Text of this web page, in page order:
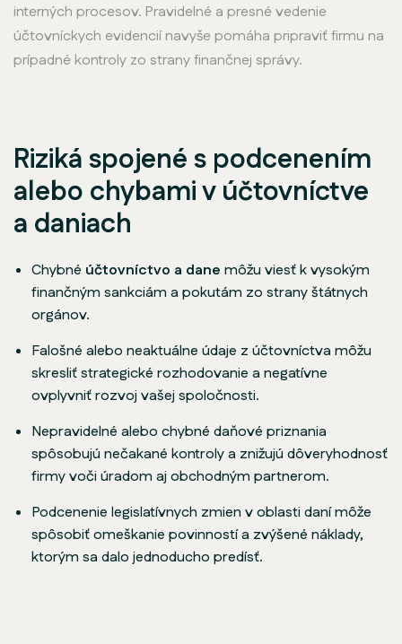
interných procesov. Pravidelné a presné vedenie
účtovníckych evidencií navyše pomáha pripraviť firmu na
prípadné kontroly zo strany finančnej správy.
Riziká spojené s podcenením
alebo chybami v účtovníctve
a daniach
Chybné účtovníctvo a dane môžu viesť k vysokým
finančným sankciám a pokutám zo strany štátnych
orgánov.
Falošné alebo neaktuálne údaje z účtovníctva môžu
skresliť strategické rozhodovanie a negatívne
ovplyvniť rozvoj vašej spoločnosti.
Nepravidelné alebo chybné daňové priznania
spôsobujú nečakané kontroly a znižujú dôveryhodnosť
firmy voči úradom aj obchodným partnerom.
Podcenenie legislatívnych zmien v oblasti daní môže
spôsobiť omeškanie povinností a zvýšené náklady,
ktorým sa dalo jednoducho predísť.